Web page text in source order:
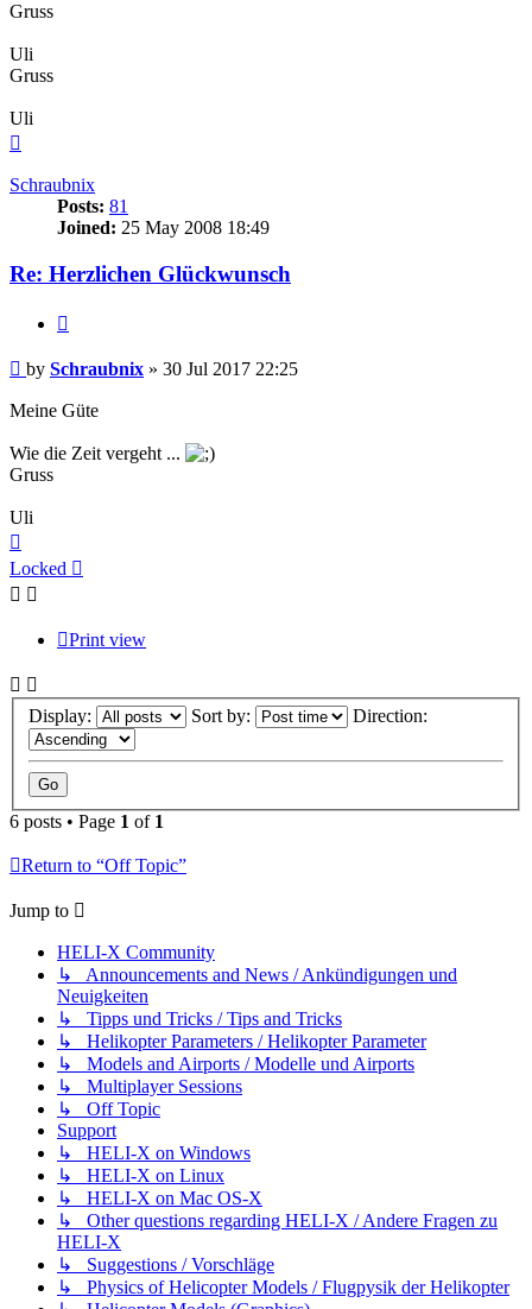
Gruss
Uli
Gruss
Uli
Schraubnix
Posts: 81
Joined: 25 May 2008 18:49
Re: Herzlichen Glückwunsch
Post
by Schraubnix » 30 Jul 2017 22:25
Meine Güte
Wie die Zeit vergeht ...
Gruss
Uli
Locked
Print view
Display: Sort by: Direction:
6 posts • Page 1 of 1
Return to “Off Topic”
Jump to
HELI-X Community
↳ Announcements and News / Ankündigungen und
Neuigkeiten
↳ Tipps und Tricks / Tips and Tricks
↳ Helikopter Parameters / Helikopter Parameter
↳ Models and Airports / Modelle und Airports
↳ Multiplayer Sessions
↳ Off Topic
Support
↳ HELI-X on Windows
↳ HELI-X on Linux
↳ HELI-X on Mac OS-X
↳ Other questions regarding HELI-X / Andere Fragen zu
HELI-X
↳ Suggestions / Vorschläge
↳ Physics of Helicopter Models / Flugpysik der Helikopter